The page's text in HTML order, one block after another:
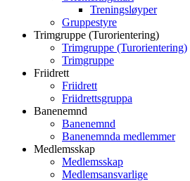
Treningsløyper
Gruppestyre
Trimgruppe (Turorientering)
Trimgruppe (Turorientering)
Trimgruppe
Friidrett
Friidrett
Friidrettsgruppa
Banenemnd
Banenemnd
Banenemnda medlemmer
Medlemsskap
Medlemsskap
Medlemsansvarlige